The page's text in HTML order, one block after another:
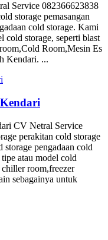
Service 082366623838
storage pemasangan
cold storage. Kami
cold storage, seperti blast
Room,Mesin Es
Kendari. ...
CV Netral Service
perakitan cold storage
storage pengadaan cold
atau model cold
chiller room,freezer
sebagainya untuk